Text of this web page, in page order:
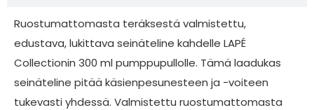
Ruostumattomasta teräksestä valmistettu,
edustava, lukittava seinäteline kahdelle LAPÉ
Collectionin 300 ml pumppupullolle. Tämä laadukas
seinäteline pitää käsienpesunesteen ja -voiteen
tukevasti yhdessä. Valmistettu ruostumattomasta